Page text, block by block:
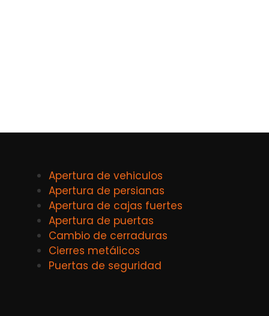
Apertura de vehiculos
Apertura de persianas
Apertura de cajas fuertes
Apertura de puertas
Cambio de cerraduras
Cierres metálicos
Puertas de seguridad